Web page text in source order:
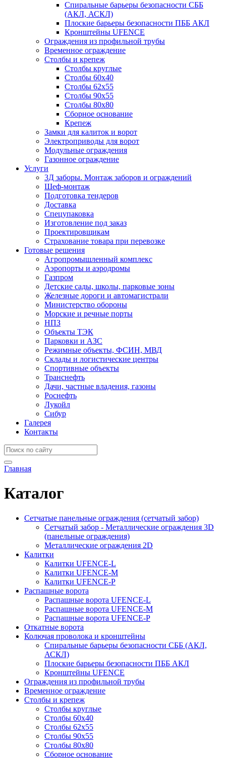
Спиральные барьеры безопасности СББ
(АКЛ, АСКЛ)
Плоские барьеры безопасности ПББ АКЛ
Кронштейны UFENCE
Ограждения из профильной трубы
Временное ограждение
Столбы и крепеж
Столбы круглые
Столбы 60х40
Столбы 62х55
Столбы 90х55
Столбы 80х80
Сборное основание
Крепеж
Замки для калиток и ворот
Электроприводы для ворот
Модульные ограждения
Газонное ограждение
Услуги
3Д заборы. Монтаж заборов и ограждений
Шеф-монтаж
Подготовка тендеров
Доставка
Спецупаковка
Изготовление под заказ
Проектировщикам
Страхование товара при перевозке
Готовые решения
Агропромышленный комплекс
Аэропорты и аэродромы
Газпром
Детские сады, школы, парковые зоны
Железные дороги и автомагистрали
Министерство обороны
Морские и речные порты
НПЗ
Объекты ТЭК
Парковки и АЗС
Режимные объекты, ФСИН, МВД
Склады и логистические центры
Спортивные объекты
Транснефть
Дачи, частные владения, газоны
Роснефть
Лукойл
Сибур
Галерея
Контакты
Главная
Каталог
Сетчатые панельные ограждения (сетчатый забор)
Сетчатый забор - Металлические ограждения 3D
(панельные ограждения)
Металлические ограждения 2D
Калитки
Калитки UFENCE-L
Калитки UFENCE-M
Калитки UFENCE-P
Распашные ворота
Распашные ворота UFENCE-L
Распашные ворота UFENCE-M
Распашные ворота UFENCE-P
Откатные ворота
Колючая проволока и кронштейны
Спиральные барьеры безопасности СББ (АКЛ,
АСКЛ)
Плоские барьеры безопасности ПББ АКЛ
Кронштейны UFENCE
Ограждения из профильной трубы
Временное ограждение
Столбы и крепеж
Столбы круглые
Столбы 60х40
Столбы 62х55
Столбы 90х55
Столбы 80х80
Сборное основание